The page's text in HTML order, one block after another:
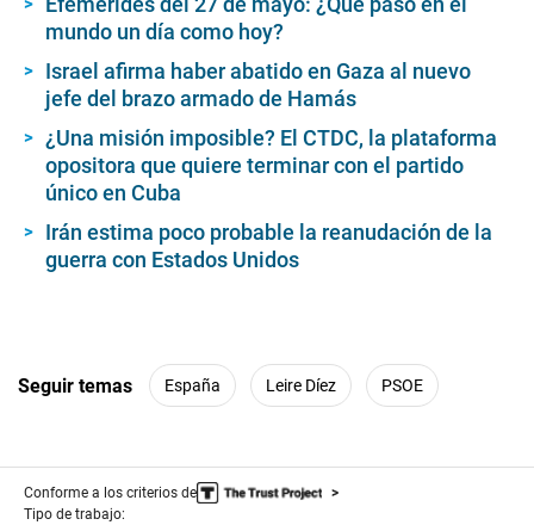
mundo un día como hoy?
Israel afirma haber abatido en Gaza al nuevo
jefe del brazo armado de Hamás
¿Una misión imposible? El CTDC, la plataforma
opositora que quiere terminar con el partido
único en Cuba
Irán estima poco probable la reanudación de la
guerra con Estados Unidos
Seguir temas España Leire Díez PSOE
Conforme a los criterios de
Tipo de trabajo: